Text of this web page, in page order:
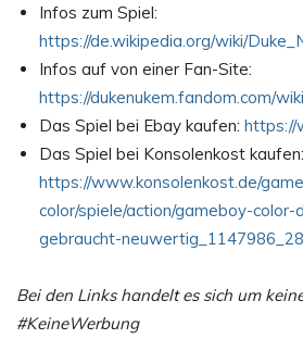
Infos zum Spiel:
https://de.wikipedia.org/wiki/
Infos auf von einer Fan-Site:
https://dukenukem.fandom.com/
Das Spiel bei Ebay kaufen: https://
Das Spiel bei Konsolenkost kaufen:
https://www.konsolenkost.de/
color/spiele/action/gameboy-color-
gebraucht-
Bei den Links handelt es sich um
#KeineWerbung